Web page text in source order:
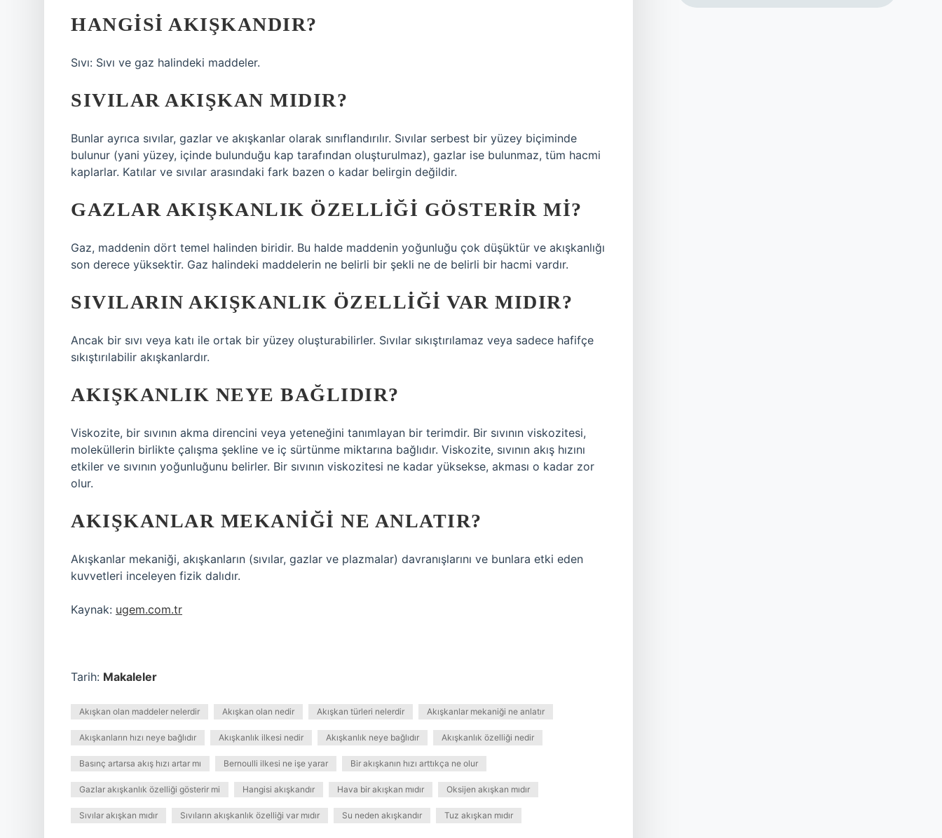
HANGISI AKIŞKANDIR?
Sıvı: Sıvı ve gaz halindeki maddeler.
SIVILAR AKIŞKAN MIDIR?
Bunlar ayrıca sıvılar, gazlar ve akışkanlar olarak sınıflandırılır. Sıvılar serbest bir yüzey biçiminde
bulunur (yani yüzey, içinde bulunduğu kap tarafından oluşturulmaz), gazlar ise bulunmaz, tüm hacmi
kaplarlar. Katılar ve sıvılar arasındaki fark bazen o kadar belirgin değildir.
GAZLAR AKIŞKANLIK ÖZELLIĞI GÖSTERIR MI?
Gaz, maddenin dört temel halinden biridir. Bu halde maddenin yoğunluğu çok düşüktür ve akışkanlığı
son derece yüksektir. Gaz halindeki maddelerin ne belirli bir şekli ne de belirli bir hacmi vardır.
SIVILARIN AKIŞKANLIK ÖZELLIĞI VAR MIDIR?
Ancak bir sıvı veya katı ile ortak bir yüzey oluşturabilirler. Sıvılar sıkıştırılamaz veya sadece hafifçe
sıkıştırılabilir akışkanlardır.
AKIŞKANLIK NEYE BAĞLIDIR?
Viskozite, bir sıvının akma direncini veya yeteneğini tanımlayan bir terimdir. Bir sıvının viskozitesi,
moleküllerin birlikte çalışma şekline ve iç sürtünme miktarına bağlıdır. Viskozite, sıvının akış hızını
etkiler ve sıvının yoğunluğunu belirler. Bir sıvının viskozitesi ne kadar yüksekse, akması o kadar zor
olur.
AKIŞKANLAR MEKANIĞI NE ANLATIR?
Akışkanlar mekaniği, akışkanların (sıvılar, gazlar ve plazmalar) davranışlarını ve bunlara etki eden
kuvvetleri inceleyen fizik dalıdır.
Kaynak: ugem.com.tr
Tarih: Makaleler
Akışkan olan maddeler nelerdir Akışkan olan nedir Akışkan türleri nelerdir Akışkanlar mekaniği ne anlatır
Akışkanların hızı neye bağlıdır Akışkanlık ilkesi nedir Akışkanlık neye bağlıdır Akışkanlık özelliği nedir
Basınç artarsa akış hızı artar mı Bernoulli ilkesi ne işe yarar Bir akışkanın hızı arttıkça ne olur
Gazlar akışkanlık özelliği gösterir mi Hangisi akışkandır Hava bir akışkan mıdır Oksijen akışkan mıdır
Sıvılar akışkan mıdır Sıvıların akışkanlık özelliği var mıdır Su neden akışkandır Tuz akışkan mıdır